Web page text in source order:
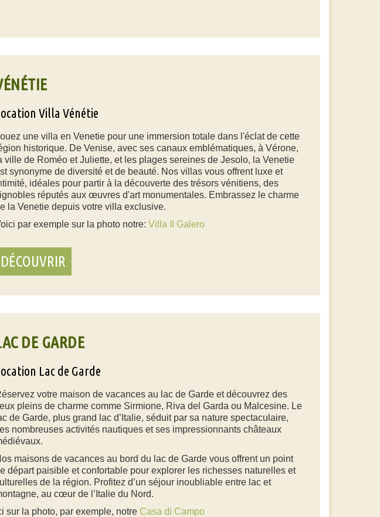
Villa Vénétie
une villa en Venetie pour une immersion totale dans l'éclat de cette
historique. De Venise, avec ses canaux emblématiques, à Vérone,
ville de Roméo et Juliette, et les plages sereines de Jesolo, la Venetie
synonyme de diversité et de beauté. Nos villas vous offrent luxe et
idéales pour partir à la découverte des trésors vénitiens, des
réputés aux œuvres d'art monumentales. Embrassez le charme
la Venetie depuis votre villa exclusive.
par exemple sur la photo notre: Villa Il Galero
DÉCOUVRIR
DE GARDE
Lac de Garde
votre maison de vacances au lac de Garde et découvrez des
pleins de charme comme Sirmione, Riva del Garda ou Malcesine. Le
de Garde, plus grand lac d’Italie, séduit par sa nature spectaculaire,
nombreuses activités nautiques et ses impressionnants châteaux
maisons de vacances au bord du lac de Garde vous offrent un point
départ paisible et confortable pour explorer les richesses naturelles et
de la région. Profitez d’un séjour inoubliable entre lac et
au cœur de l’Italie du Nord.
sur la photo, par exemple, notre Casa di Campo